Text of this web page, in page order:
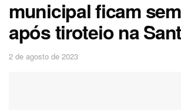
municipal ficam
após tiroteio na
2 de agosto de 2023